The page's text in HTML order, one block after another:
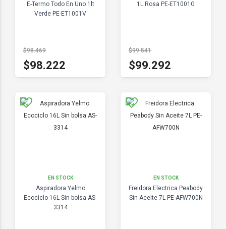
E-Termo Todo En Uno 1lt
Verde PE-ET1001V
$98.469
$98.222
1L Rosa PE-ET1001G
$99.541
$99.292
EN STOCK
Aspiradora Yelmo
Ecociclo 16L Sin bolsa AS-
3314
EN STOCK
Freidora Electrica Peabody
Sin Aceite 7L PE-AFW700N